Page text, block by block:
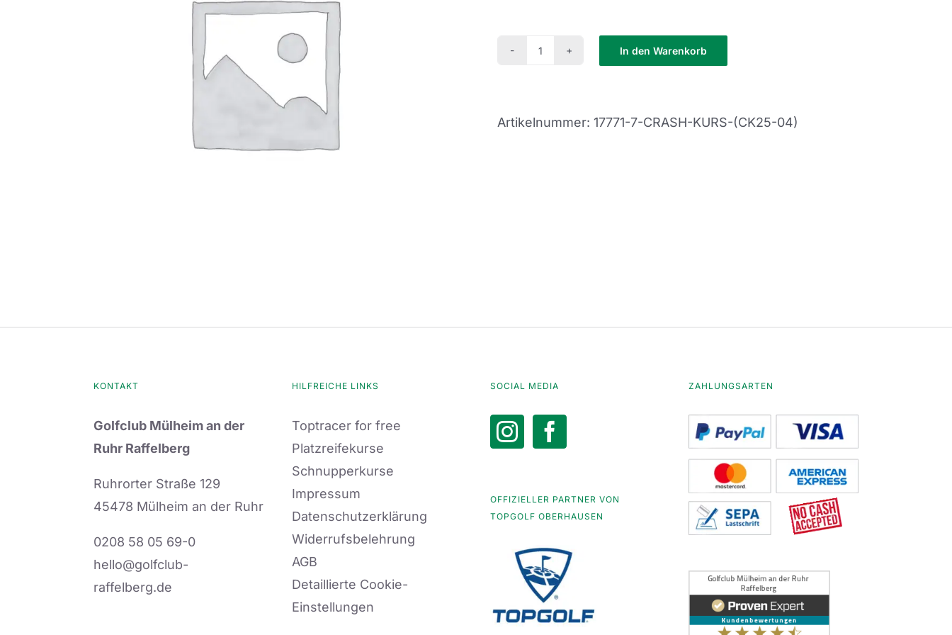
05)
In den Warenkorb
Artikelnummer: 17771-7-CRASH-KURS-(CK25-04)
KONTAKT
Golfclub Mülheim an der
Ruhr Raffelberg
Ruhrorter Straße 129
45478 Mülheim an der Ruhr
0208 58 05 69-0
hello@golfclub-
raffelberg.de
HILFREICHE LINKS
Toptracer for free
Platzreifekurse
Schnupperkurse
Impressum
Datenschutzerklärung
Widerrufsbelehrung
AGB
Detaillierte Cookie-
Einstellungen
SOCIAL MEDIA
OFFIZIELLER PARTNER VON
TOPGOLF OBERHAUSEN
ZAHLUNGSARTEN